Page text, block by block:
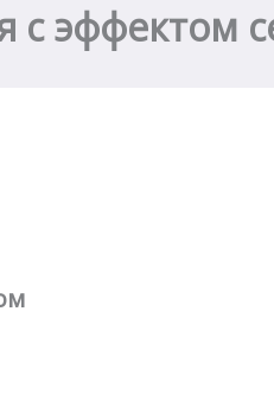
с эффектом